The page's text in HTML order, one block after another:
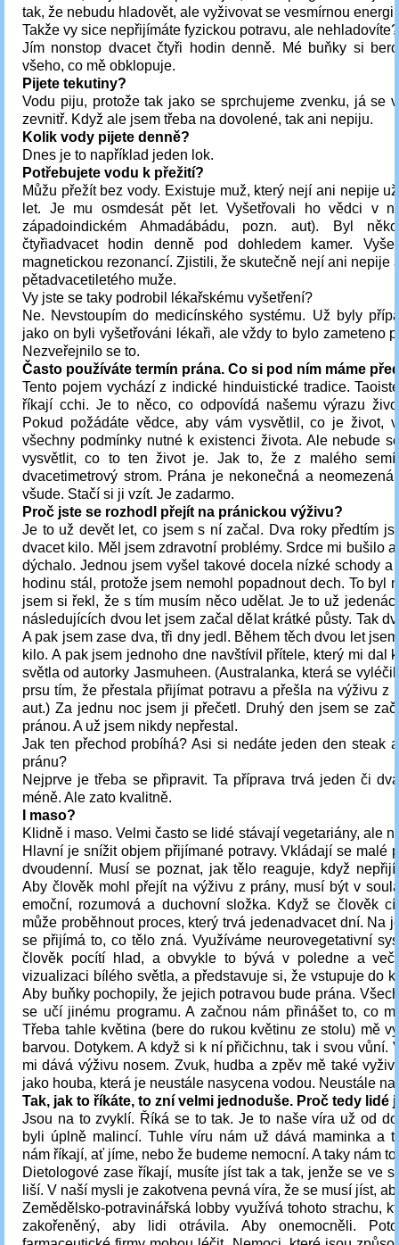
tak, že nebudu hladovět, ale vyživovat se vesmírnou
Takže vy sice nepřijímáte fyzickou potravu, ale nehladovíte?
Jím nonstop dvacet čtyři hodin denně. Mé buňky si
všeho, co mě obklopuje.
Pijete tekutiny?
Vodu piju, protože tak jako se sprchujeme zvenku, já se
zevnitř. Když ale jsem třeba na dovolené, tak ani nepiju.
Kolik vody pijete denně?
Dnes je to například jeden lok.
Potřebujete vodu k přežití?
Můžu přežít bez vody. Existuje muž, který nejí ani nepije
let. Je mu osmdesát pět let. Vyšetřovali ho vědci v
západoindickém Ahmadábádu, pozn. aut). Byl
čtyřiadvacet hodin denně pod dohledem kamer.
magnetickou rezonancí. Zjistili, že skutečně nejí ani nepije
pětadvacetiletého muže.
Vy jste se taky podrobil lékařskému vyšetření?
Ne. Nevstoupím do medicínského systému. Už byly
jako on byli vyšetřováni lékaři, ale vždy to bylo zameteno
Nezveřejnilo se to.
Často používáte termín prána. Co si pod ním máme
Tento pojem vychází z indické hinduistické tradice.
říkají cchi. Je to něco, co odpovídá našemu výrazu
Pokud požádáte vědce, aby vám vysvětlil, co je život,
všechny podmínky nutné k existenci života. Ale nebude
vysvětlit, co to ten život je. Jak to, že z malého
dvacetimetrový strom. Prána je nekonečná a
všude. Stačí si ji vzít. Je zadarmo.
Proč jste se rozhodl přejít na pránickou výživu?
Je to už devět let, co jsem s ní začal. Dva roky předtím
dvacet kilo. Měl jsem zdravotní problémy. Srdce mi bušilo
dýchalo. Jednou jsem vyšel takové docela nízké schody a
hodinu stál, protože jsem nemohl popadnout dech. To byl
jsem si řekl, že s tím musím něco udělat. Je to už
následujících dvou let jsem začal dělat krátké půsty. Tak
A pak jsem zase dva, tři dny jedl. Během těch dvou let
kilo. A pak jsem jednoho dne navštívil přítele, který mi dal
světla od autorky Jasmuheen. (Australanka, která se
prsu tím, že přestala přijímat potravu a přešla na výživu z
aut.) Za jednu noc jsem ji přečetl. Druhý den jsem se
pránou. A už jsem nikdy nepřestal.
Jak ten přechod probíhá? Asi si nedáte jeden den steak
pránu?
Nejprve je třeba se připravit. Ta příprava trvá jeden či
méně. Ale zato kvalitně.
I maso?
Klidně i maso. Velmi často se lidé stávají vegetariány, ale
Hlavní je snížit objem přijímané potravy. Vkládají se malé
dvoudenní. Musí se poznat, jak tělo reaguje, když
Aby člověk mohl přejít na výživu z prány, musí být v
emoční, rozumová a duchovní složka. Když se člověk
může proběhnout proces, který trvá jedenadvacet dní. Na
se přijímá to, co tělo zná. Využíváme neurovegetativní
člověk pocítí hlad, a obvykle to bývá v poledne a
vizualizaci bílého světla, a představuje si, že vstupuje do
Aby buňky pochopily, že jejich potravou bude prána.
se učí jinému programu. A začnou nám přinášet to, co
Třeba tahle květina (bere do rukou květinu ze stolu) mě
barvou. Dotykem. A když si k ní přičichnu, tak i svou vůní.
mi dává výživu nosem. Zvuk, hudba a zpěv mě také
jako houba, která je neustále nasycena vodou. Neustále
Tak, jak to říkáte, to zní velmi jednoduše. Proč tedy lidé
Jsou na to zvyklí. Říká se to tak. Je to naše víra už od
byli úplně malincí. Tuhle víru nám už dává maminka a
nám říkají, ať jíme, nebo že budeme nemocní. A taky nám
Dietologové zase říkají, musíte jíst tak a tak, jenže se ve
liší. V naší mysli je zakotvena pevná víra, že se musí jíst,
Zemědělsko-potravinářská lobby využívá tohoto strachu,
zakořeněný, aby lidi otrávila. Aby onemocněli.